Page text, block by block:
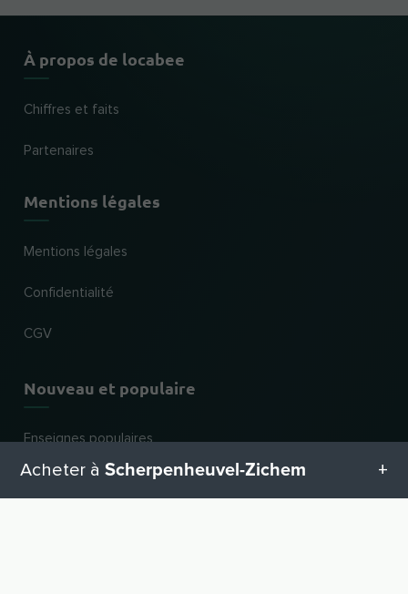
À propos de locabee
Chiffres et faits
Partenaires
Mentions légales
Mentions légales
Confidentialité
CGV
Nouveau et populaire
Enseignes populaires
Nouveaux commerces
Acheter à Scherpenheuvel-Zichem